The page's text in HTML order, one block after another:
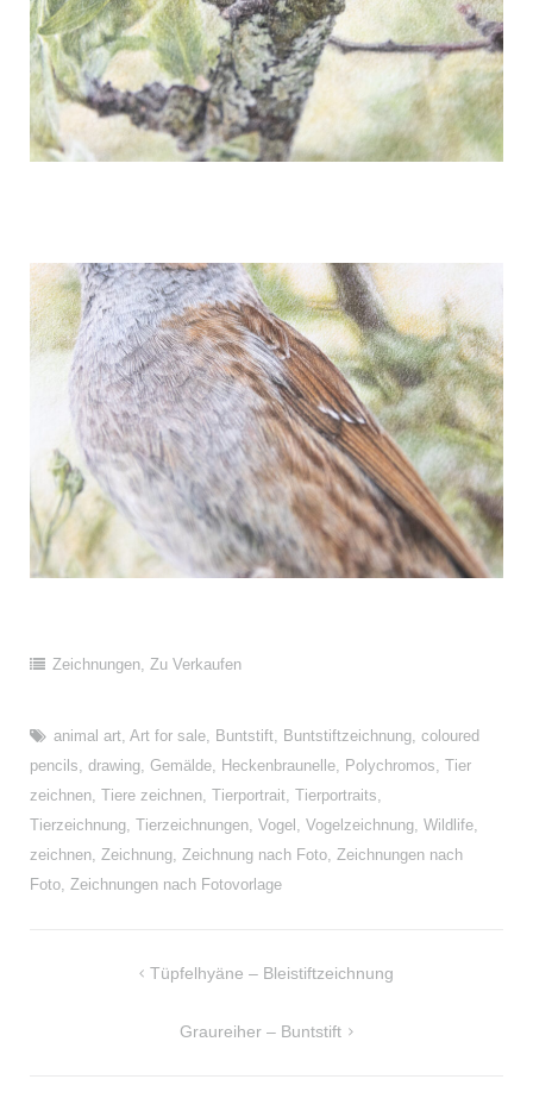
Zeichnungen, Zu Verkaufen
animal art, Art for sale, Buntstift, Buntstiftzeichnung, coloured
pencils drawing, Gemälde, Heckenbraunelle, Polychromos Tier
zeichnen, Tiere zeichnen, Tierportrait, Tierportraits
Tierzeichnung, Tierzeichnungen, Vogel Vogelzeichnung, Wildlife,
zeichnen, Zeichnung, Zeichnung nach Foto, Zeichnungen nach
Foto, Zeichnungen nach Fotovorlage
BeitragsnavigationTüpfelhyäne – Bleistiftzeichnung
Graureiher – Buntstift